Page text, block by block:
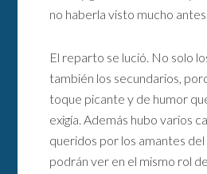
no haberla visto mucho antes.
El reparto se lució. No solo
también los secundarios,
toque picante y de humor
exigía. Además hubo varios
queridos por los amantes del
podrán ver en el mismo rol